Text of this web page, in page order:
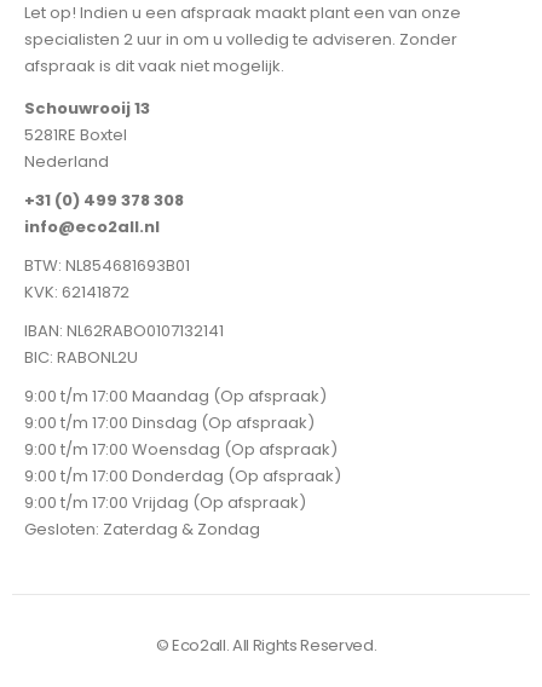
Let op! Indien u een afspraak maakt plant een van onze
specialisten 2 uur in om u volledig te adviseren. Zonder
afspraak is dit vaak niet mogelijk.
Schouwrooij 13
5281RE Boxtel
Nederland
+31 (0) 499 378 308
info@eco2all.nl
BTW: NL854681693B01
KVK: 62141872
IBAN: NL62RABO0107132141
BIC: RABONL2U
9:00 t/m 17:00 Maandag (Op afspraak)
9:00 t/m 17:00 Dinsdag (Op afspraak)
9:00 t/m 17:00 Woensdag (Op afspraak)
9:00 t/m 17:00 Donderdag (Op afspraak)
9:00 t/m 17:00 Vrijdag (Op afspraak)
Gesloten: Zaterdag & Zondag
© Eco2all. All Rights Reserved.